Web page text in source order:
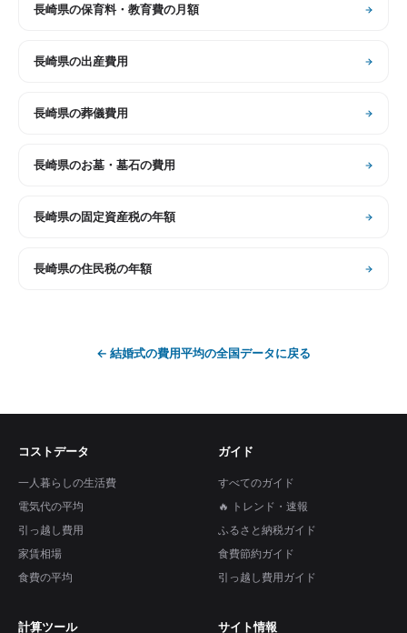
長崎県の保育料・教育費の月額
長崎県の出産費用
長崎県の葬儀費用
長崎県のお墓・墓石の費用
長崎県の固定資産税の年額
長崎県の住民税の年額
← 結婚式の費用平均の全国データに戻る
コストデータ
一人暮らしの生活費
電気代の平均
引っ越し費用
家賃相場
食費の平均
ガイド
すべてのガイド
🔥 トレンド・速報
ふるさと納税ガイド
食費節約ガイド
引っ越し費用ガイド
計算ツール サイト情報